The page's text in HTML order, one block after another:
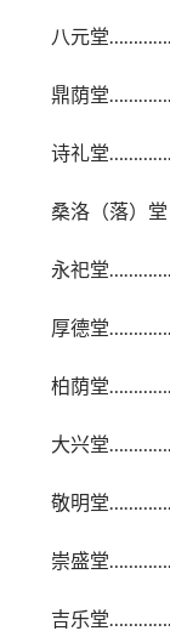
八元堂
鼎荫堂
诗礼堂
桑洛（落）
永祀堂
厚德堂
柏荫堂
大兴堂
敬明堂
崇盛堂
吉乐堂